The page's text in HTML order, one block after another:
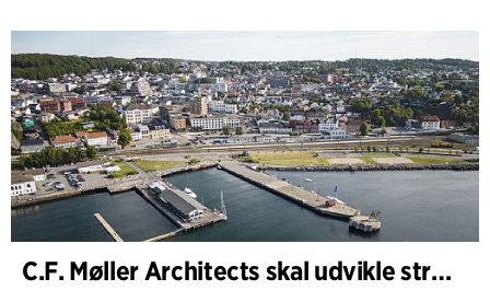
C.F. Møller Architects skal udvikle strategien for ”Knutepunkt Larvik og indre havn”